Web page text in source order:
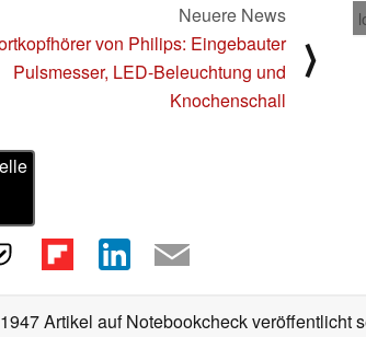
Neuere News
von Philips: Eingebauter
Pulsmesser, LED-Beleuchtung und
Knochenschall
⟩
Artikel auf Notebookcheck veröffentlicht